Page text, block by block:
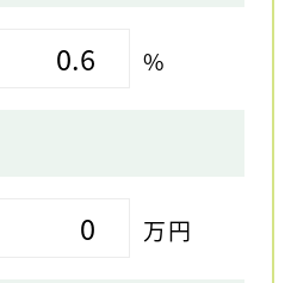
%
万円